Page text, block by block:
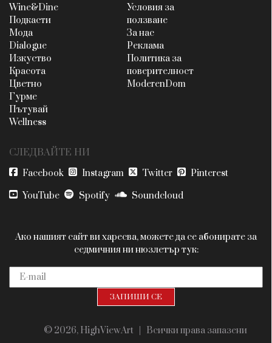
Wine&Dine
Подкасти
Мода
Dialogue
Изкуство
Красота
Цветно
Гурме
Пътувай
Wellness
Условия за
ползване
За нас
Реклама
Политика за
поверителност
ModerenDom
СЛЕДВАЙТЕ НИ
Facebook Instagram Twitter
Pinterest
YouTube
Spotify Soundcloud
Ако нашият сайт ви харесва, можете да се абонирате за
седмичния ни нюзлетър тук:
© 2026, HighViewArt | Всички права запазени